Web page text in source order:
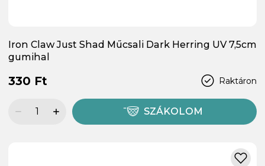
Iron Claw Just Shad Műcsali Dark Herring UV 7,5cm
gumihal
Raktáron
330 Ft
SZÁKOLOM